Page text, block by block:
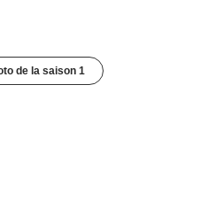
de la saison 1